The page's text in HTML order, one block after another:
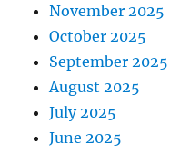
November 2025
October 2025
September 2025
August 2025
July 2025
June 2025